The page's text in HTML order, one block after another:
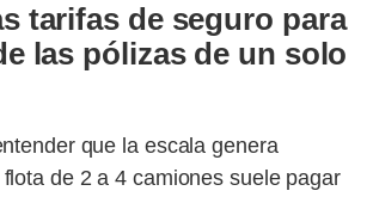
tarifas de seguro para
las pólizas de un solo
que la escala genera
de 2 a 4 camiones suele pagar